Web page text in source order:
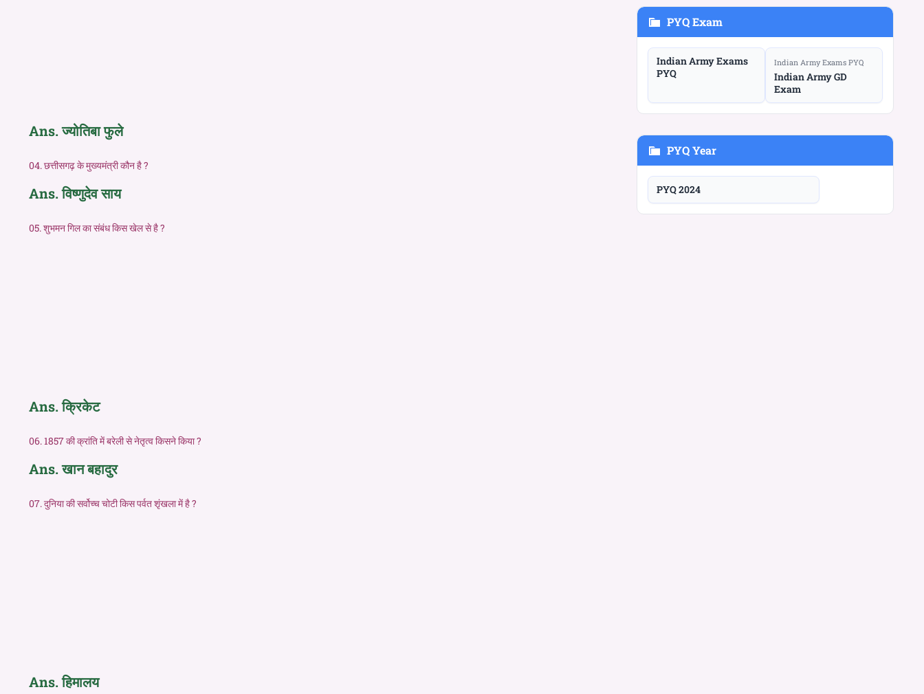
Ans. ज्योतिबा फुले
04. छत्तीसगढ़ के मुख्यमंत्री कौन है ?
Ans. विष्णुदेव साय
05. शुभमन गिल का संबंध किस खेल से है ?
Ans. क्रिकेट
06. 1857 की क्रांति में बरेली से नेतृत्व किसने किया ?
Ans. खान बहादुर
07. दुनिया की सर्वोच्च चोटी किस पर्वत शृंखला में है ?
Ans. हिमालय
PYQ Exam
Indian Army Exams
PYQ
Indian Army Exams PYQ
Indian Army GD
Exam
PYQ Year
PYQ 2024